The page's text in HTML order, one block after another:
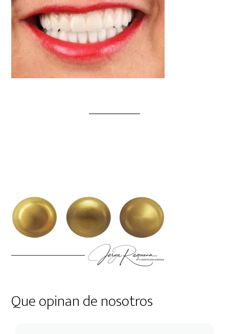
Que opinan de nosotros